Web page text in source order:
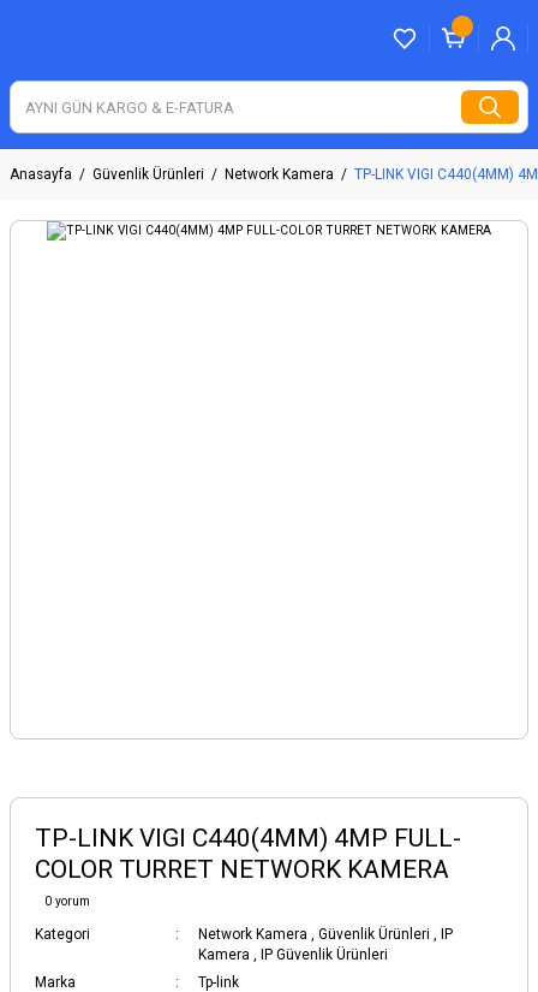
Anasayfa Güvenlik Ürünleri Network Kamera TP-LINK VIGI C440(4MM)
TP-LINK VIGI C440(4MM) 4MP FULL-
COLOR TURRET NETWORK KAMERA
0 yorum
Kategori Network Kamera , Güvenlik Ürünleri ,
IP
Kamera ,
IP Güvenlik Ürünleri
Marka
Tp-link